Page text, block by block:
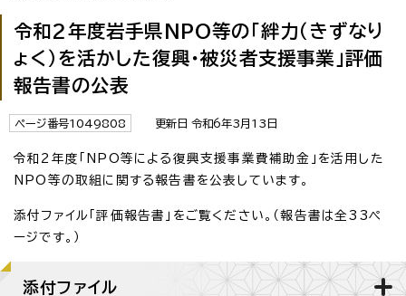
令和2年度岩手県NPO等の「絆力（きずなり
ょく）を活かした復興・被災者支援事業」評価
報告書の公表
ページ番号1049808 更新日 令和6年3月13日
令和2年度「NPO等による復興支援事業費補助金」を活用した
NPO等の取組に関する報告書を公表しています。
添付ファイル「評価報告書」をご覧ください。（報告書は全33ペ
ージです。）
添付ファイル